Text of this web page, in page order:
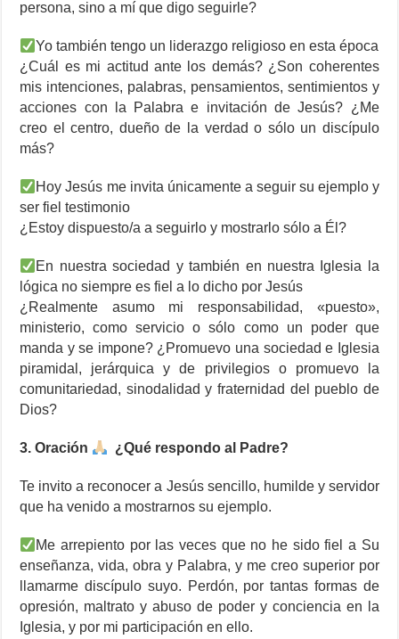
persona, sino a mí que digo seguirle?
Yo también tengo un liderazgo religioso en esta época
¿Cuál es mi actitud ante los demás? ¿Son coherentes
mis intenciones, palabras, pensamientos, sentimientos y
acciones con la Palabra e invitación de Jesús? ¿Me
creo el centro, dueño de la verdad o sólo un discípulo
más?
Hoy Jesús me invita únicamente a seguir su ejemplo y
ser fiel testimonio
¿Estoy dispuesto/a a seguirlo y mostrarlo sólo a Él?
En nuestra sociedad y también en nuestra Iglesia la
lógica no siempre es fiel a lo dicho por Jesús
¿Realmente asumo mi responsabilidad, «puesto»,
ministerio, como servicio o sólo como un poder que
manda y se impone? ¿Promuevo una sociedad e Iglesia
piramidal, jerárquica y de privilegios o promuevo la
comunitariedad, sinodalidad y fraternidad del pueblo de
Dios?
3. Oración ¿Qué respondo al Padre?
Te invito a reconocer a Jesús sencillo, humilde y servidor
que ha venido a mostrarnos su ejemplo.
Me arrepiento por las veces que no he sido fiel a Su
enseñanza, vida, obra y Palabra, y me creo superior por
llamarme discípulo suyo. Perdón, por tantas formas de
opresión, maltrato y abuso de poder y conciencia en la
Iglesia, y por mi participación en ello.